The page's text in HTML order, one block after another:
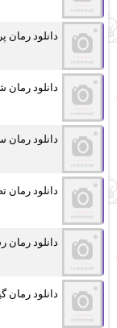
دانلود رمان
دانلود رمان
دانلود
دانلود رمان
دانلود
دانلود رمان